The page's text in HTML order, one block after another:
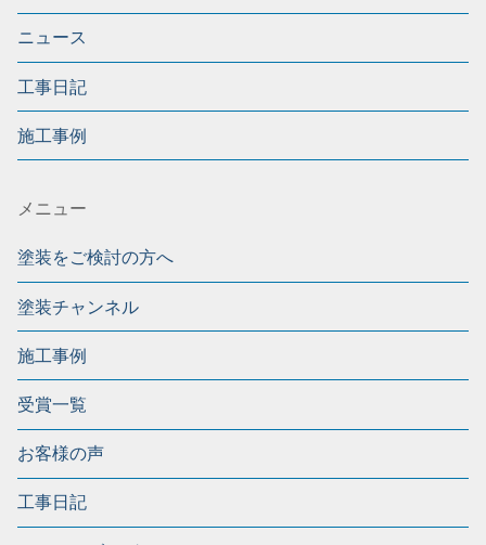
ニュース
工事日記
施工事例
メニュー
塗装をご検討の方へ
塗装チャンネル
施工事例
受賞一覧
お客様の声
工事日記